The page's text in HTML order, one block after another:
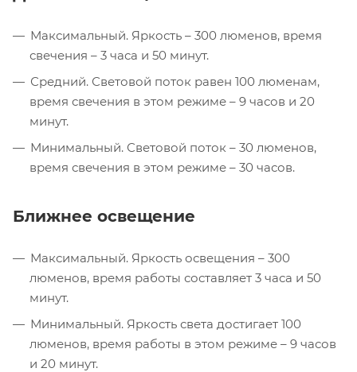
Максимальный. Яркость – 300 люменов, время
свечения – 3 часа и 50 минут.
Средний. Световой поток равен 100 люменам,
время свечения в этом режиме – 9 часов и 20
минут.
Минимальный. Световой поток – 30 люменов,
время свечения в этом режиме – 30 часов.
Ближнее освещение
Максимальный. Яркость освещения – 300
люменов, время работы составляет 3 часа и 50
минут.
Минимальный. Яркость света достигает 100
люменов, время работы в этом режиме – 9 часов
и 20 минут.